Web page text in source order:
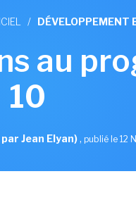
/ DÉVELOPPEMENT
au
10
Jean Elyan), publié le 12